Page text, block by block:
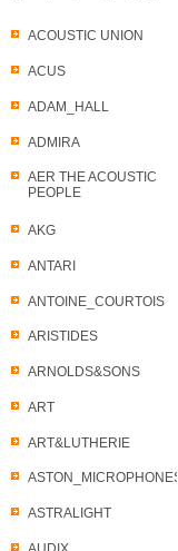
ACOUSTIC UNION
ACUS
ADAM_HALL
ADMIRA
AER THE ACOUSTIC
PEOPLE
AKG
ANTARI
ANTOINE_COURTOIS
ARISTIDES
ARNOLDS&SONS
ART
ART&LUTHERIE
ASTON_MICROPHONES
ASTRALIGHT